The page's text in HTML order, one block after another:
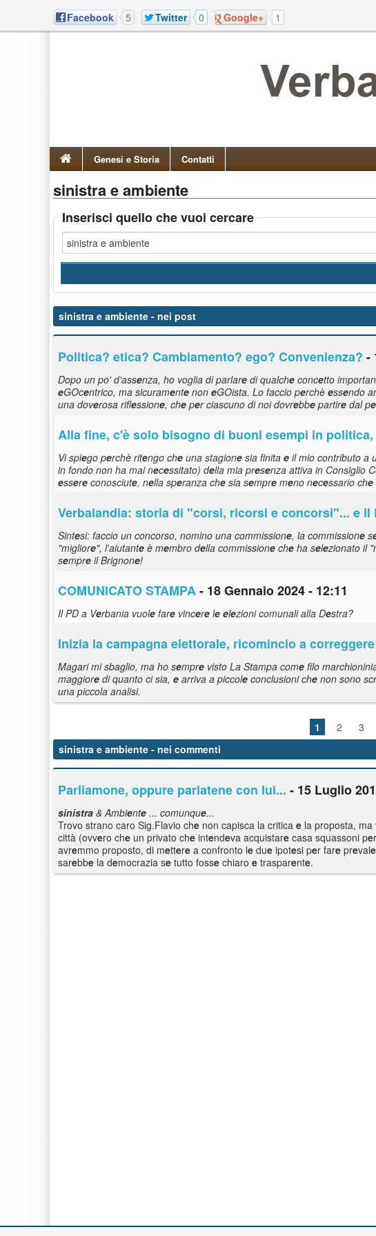
Facebook 5 Twitter 0 Google+ 1
Genesi e Storia Contatti
sinistra e ambiente
Inserisci quello che vuoi cercare
sinistra e ambiente - nei post
Politica? etica? Cambiamento? ego? Convenienza? -
Dopo un po' d'assenza, ho voglia di parlare di qualche concetto
eGOcentrico, ma sicuramente non eGOista. Lo faccio perchè essendo
una doverosa riflessione, che per ciascuno di noi dovrebbe partire dal pe
Alla fine, c'è solo bisogno di buoni esempi in
Vi spiego perchè ritengo che una stagione sia finita e il mio contributo a
in fondo non ha mai necessitato) della mia presenza attiva in Consiglio
essere conosciute, nella speranza che sia sempre meno necessario che
Verbalandia: storia di "corsi, ricorsi econcorsi"... e il
Sintesi: faccio un concorso, nomino una commissione, la commissione s
"migliore", l'aiutante è membro della commissione che ha selezionato il
sempre il Brignone!
COMUNICATO STAMPA- 18 Gennaio 2024 - 12:11
Il PD a Verbania vuole fare vincere le elezioni comunali alla Destra?
Inizia la campagnaelettorale, ricomincio a correggere
Magari mi sbaglio, ma ho sempre visto La Stampa come filo
maggiore di quanto ci sia, e arriva a piccole conclusioni che non sono
una piccola analisi.
1 2 3
sinistra e ambiente - nei commenti
Parliamone, oppure parlatene con lui... - 15 Luglio
sinistra & Ambiente ... comunque...
Trovo strano caro Sig.Flavio che non capisca la critica e la proposta, ma
città (ovvero che un privato che intendeva acquistare casa squassoni pe
avremmo proposto, di mettere a confronto le due ipotesi per fare prevale
sarebbe la democrazia se tutto fosse chiaro e trasparente.